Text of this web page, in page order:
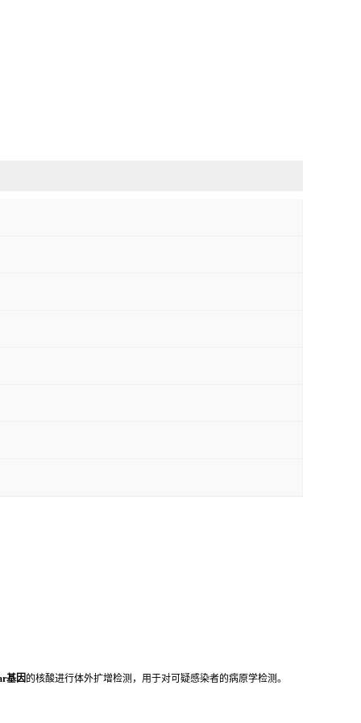
基因的核酸进行体外扩增检测，用于对可疑感染者的病原学检测。